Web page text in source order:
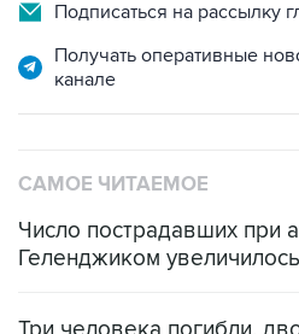
Подписаться на рассылку
Получать оперативные
канале
САМОЕ ЧИТАЕМОЕ
Число пострадавших при
Геленджиком